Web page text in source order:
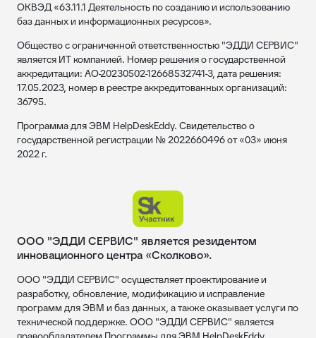
ОКВЭД «63.11.1 Деятельность по созданию и использованию
баз данных и информационных ресурсов».
Общество с ограниченной ответственностью "ЭДДИ СЕРВИС"
является ИТ компанией. Номер решения о государственной
аккредитации: АО-20230502-12668532741-3, дата решения:
17.05.2023, номер в реестре аккредитованных организаций:
36795.
Программа для ЭВМ HelpDeskEddy. Свидетельство о
государственной регистрации № 2022660496 от «03» июня
2022 г.
ООО "ЭДДИ СЕРВИС" является резидентом
инновационного центра «Сколково».
ООО "ЭДДИ СЕРВИС" осуществляет проектирование и
разработку, обновление, модификацию и исправление
программ для ЭВМ и баз данных, а также оказывает услуги по
технической поддержке. ООО "ЭДДИ СЕРВИС" является